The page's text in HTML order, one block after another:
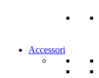
Accessori